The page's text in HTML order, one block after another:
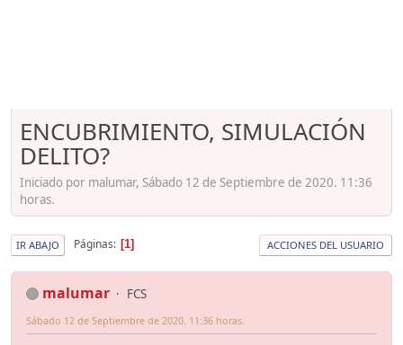
ENCUBRIMIENTO, SIMULACIÓN
DELITO?
Iniciado por malumar, Sábado 12 de Septiembre de 2020. 11:36
horas.
IR ABAJO Páginas 1 ACCIONES DEL USUARIO
malumar FCS
Sábado 12 de Septiembre de 2020. 11:36 horas.